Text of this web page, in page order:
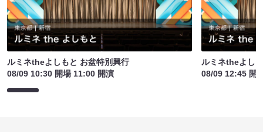
ルミネtheよしもと お盆特別興行
08/09 10:30 開場 11:00 開演
ルミネtheよし
08/09 12:45 開